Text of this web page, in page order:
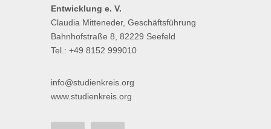
Entwicklung e. V.
Claudia Mitteneder, Geschäftsführung
Bahnhofstraße 8, 82229 Seefeld
Tel.: +49 8152 999010
info@studienkreis.org
www.studienkreis.org